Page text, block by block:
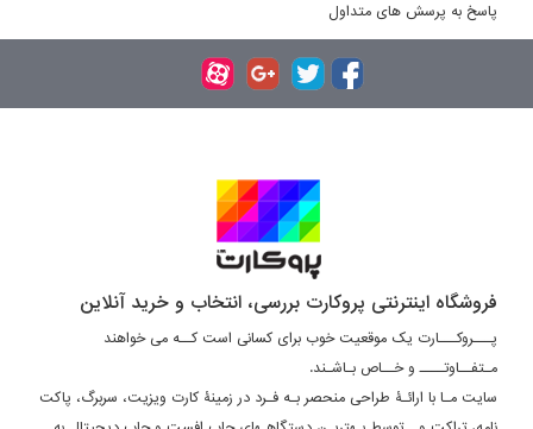
پاسخ به پرسش های متداول
فروشگاه اینترنتی پروکارت بررسی، انتخاب و خرید آنلاین
پـــروکـــارت یک موقعیت خوب برای کسانی است کــه می خواهند
مـتفــاوتــــ و خــاص بـاشـند.
سایت مـا با ارائـۀ طراحی منحصر بـه فـرد در زمینۀ کارت ویزیت، سربرگ، پاکت